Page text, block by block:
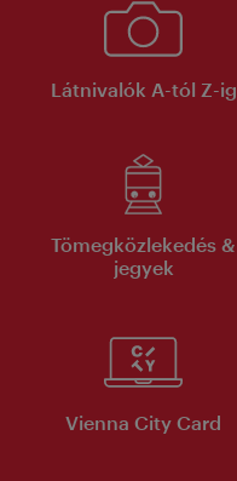
Látnivalók A-tól Z-ig
Tömegközlekedés &
jegyek
Vienna City Card